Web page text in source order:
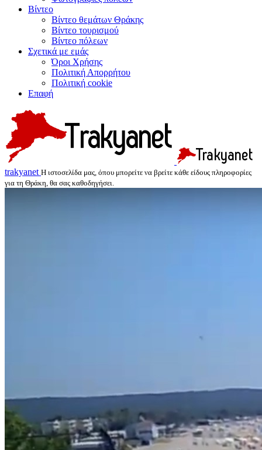
Βίντεο
Βίντεο θεμάτων Θράκης
Βίντεο τουρισμού
Βίντεο πόλεων
Σχετικά με εμάς
Όροι Χρήσης
Πολιτική Απορρήτου
Πολιτική cookie
Επαφή
trakyanet Η ιστοσελίδα μας, όπου μπορείτε να βρείτε κάθε είδους πληροφορίες
για τη Θράκη, θα σας καθοδηγήσει.